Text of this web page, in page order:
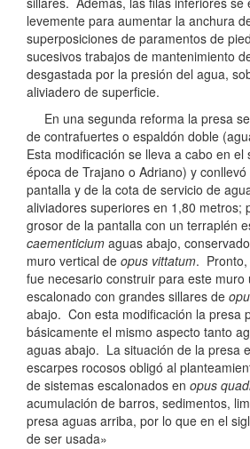
levemente para aumentar la anchura
superposiciones de paramentos de
sucesivos trabajos de mantenimiento
desgastada por la presión del agua,
aliviadero de superficie.
En una segunda reforma la presa
de contrafuertes o espaldón doble
Esta modificación se lleva a cabo en el
época de Trajano o Adriano) y
pantalla y de la cota de servicio de
aliviadores superiores en 1,80 metros;
grosor de la pantalla con un terraplén
caementicium aguas abajo,
muro vertical de opus vittatum. Pronto,
fue necesario construir para este muro
escalonado con grandes sillares de
abajo. Con esta modificación la presa
básicamente el mismo aspecto tanto
aguas abajo. La situación de la presa
escarpes rocosos obligó al
de sistemas escalonados en opus
acumulación de barros, sedimentos,
presa aguas arriba, por lo que en el
de ser usada»